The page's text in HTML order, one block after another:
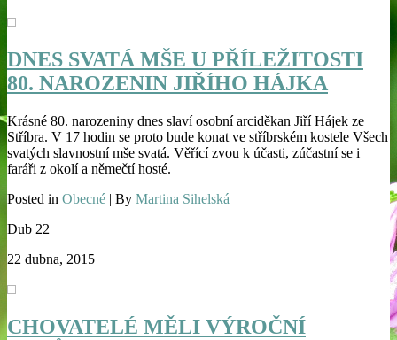
DNES SVATÁ MŠE U PŘÍLEŽITOSTI
80. NAROZENIN JIŘÍHO HÁJKA
Krásné 80. narozeniny dnes slaví osobní arciděkan Jiří Hájek ze
Stříbra. V 17 hodin se proto bude konat ve stříbrském kostele Všech
svatých slavnostní mše svatá. Věřící zvou k účasti, zúčastní se i
faráři z okolí a němečtí hosté.
Posted in Obecné | By Martina Sihelská
Dub 22
22 dubna, 2015
CHOVATELÉ MĚLI VÝROČNÍ